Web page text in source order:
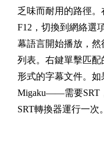
乏味而耐用的路徑。
F12，切換到網絡選
幕語言開始播放，然
列表。右鍵單擊匹
形式的字幕文件。
Migaku——需要SRT
SRT轉換器運行一次。